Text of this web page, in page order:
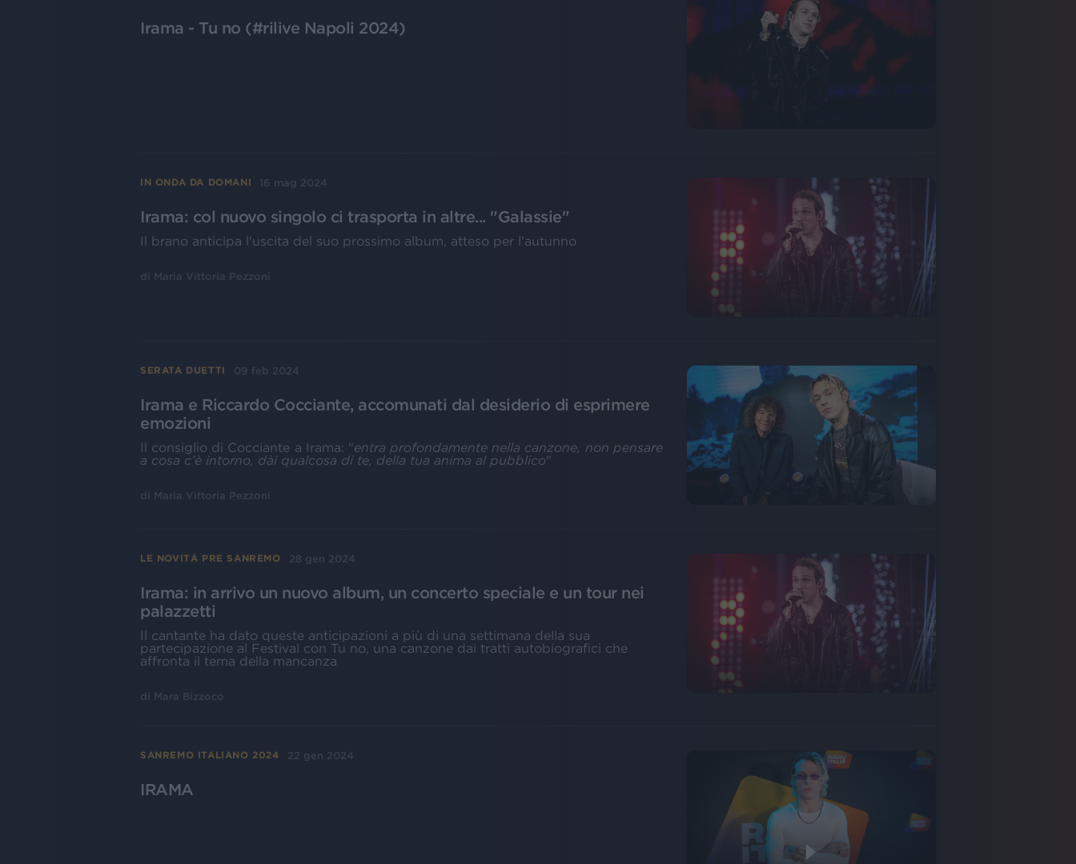
Irama - Tu no (#rilive Napoli 2024)
IN ONDA DA DOMANI 16 mag 2024
Irama: col nuovo singolo ci trasporta in altre... "Galassie"
Il brano anticipa l'uscita del suo prossimo album, atteso per l'autunno
di Maria Vittoria Pezzoni
SERATA DUETTI 09 feb 2024
Irama e Riccardo Cocciante, accomunati dal desiderio di esprimere
emozioni
Il consiglio di Cocciante a Irama: "entra profondamente nella canzone, non pensare
a cosa c’è intorno, dài qualcosa di te, della tua anima al pubblico"
di Maria Vittoria Pezzoni
LE NOVITÀ PRE SANREMO 28 gen 2024
Irama: in arrivo un nuovo album, un concerto speciale e un tour nei
palazzetti
Il cantante ha dato queste anticipazioni a più di una settimana della sua
partecipazione al Festival con Tu no, una canzone dai tratti autobiografici che
affronta il tema della mancanza
di Mara Bizzoco
SANREMO ITALIANO 2024 22 gen 2024
IRAMA